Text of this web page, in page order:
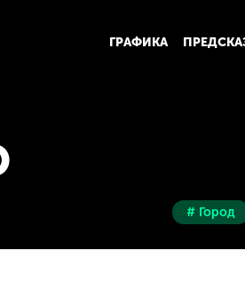
ГРАФИКА
# Город